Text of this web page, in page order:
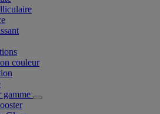
couleur​
gamme